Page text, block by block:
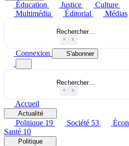
Éducation Justice Culture
Multimédia
Éditorial Médias
Rechercher…
⌘ K
Connexion S'abonner
Rechercher…
⌘ K
Accueil
Actualité
Politique 19 Société 53
Santé 10
Politique